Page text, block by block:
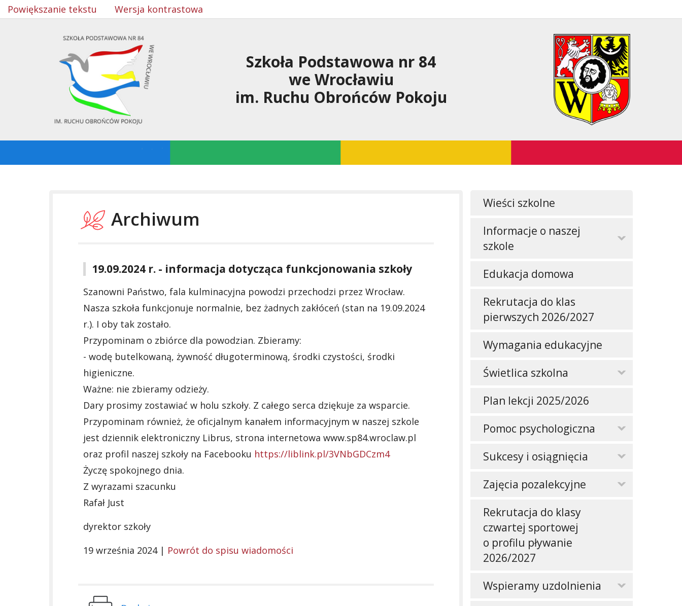
Powiększanie tekstu Wersja kontrastowa
Szkoła Podstawowa nr 84
we Wrocławiu
im. Ruchu Obrońców Pokoju
Wieści szkolne
Informacje o naszej
szkole
Edukacja domowa
Rekrutacja do klas
pierwszych 2026/2027
Wymagania edukacyjne
Świetlica szkolna
Plan lekcji 2025/2026
Pomoc psychologiczna
Sukcesy i osiągnięcia
Zajęcia pozalekcyjne
Rekrutacja do klasy
czwartej sportowej
o profilu pływanie
2026/2027
Wspieramy uzdolnienia
Archiwum
19.09.2024 r. - informacja dotycząca funkcjonowania szkoły
Szanowni Państwo, fala kulminacyjna powodzi przechodzi przez Wrocław.
Nasza szkoła funkcjonuje normalnie, bez żadnych zakłóceń (stan na 19.09.2024
r.). I oby tak zostało.
Przypominam o zbiórce dla powodzian. Zbieramy:
- wodę butelkowaną, żywność długoterminową, środki czystości, środki
higieniczne.
Ważne: nie zbieramy odzieży.
Dary prosimy zostawiać w holu szkoły. Z całego serca dziękuje za wsparcie.
Przypominam również, że oficjalnym kanałem informacyjnym w naszej szkole
jest dziennik elektroniczny Librus, strona internetowa www.sp84.wroclaw.pl
oraz profil naszej szkoły na Facebooku https://liblink.pl/3VNbGDCzm4
Życzę spokojnego dnia.
Z wyrazami szacunku
Rafał Just
dyrektor szkoły
19 września 2024 | Powrót do spisu wiadomości